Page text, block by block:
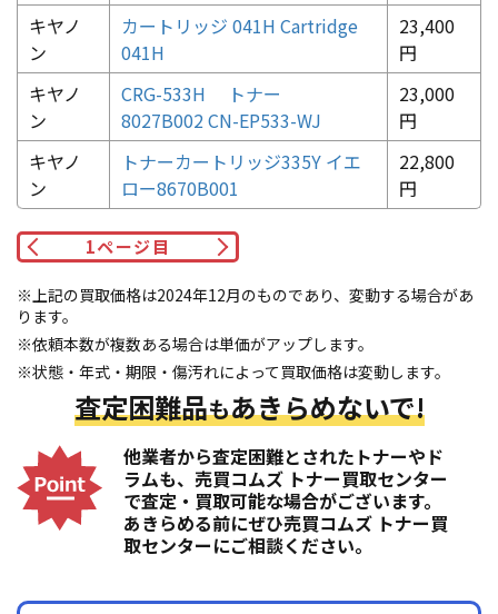
キヤノ
ン
カートリッジ 041H Cartridge
041H
23,400
円
キヤノ
ン
CRG-533H トナー
8027B002 CN-EP533-WJ
23,000
円
キヤノ
ン
トナーカートリッジ335Y イエ
ロー8670B001
22,800
円
1ページ目
※上記の買取価格は2024年12月のものであり、変動する場合があ
ります。
※依頼本数が複数ある場合は単価がアップします。
※状態・年式・期限・傷汚れによって買取価格は変動します。
査定困難品もあきらめないで!
他業者から査定困難とされたトナーやド
ラムも、売買コムズ トナー買取センター
で査定・買取可能な場合がございます。
あきらめる前にぜひ売買コムズ トナー買
取センターにご相談ください。